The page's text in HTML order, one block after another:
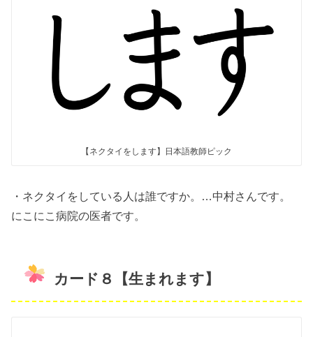
【ネクタイをします】日本語教師ピック
・ネクタイをしている人は誰ですか。…中村さんです。
にこにこ病院の医者です。
カード８【生まれます】